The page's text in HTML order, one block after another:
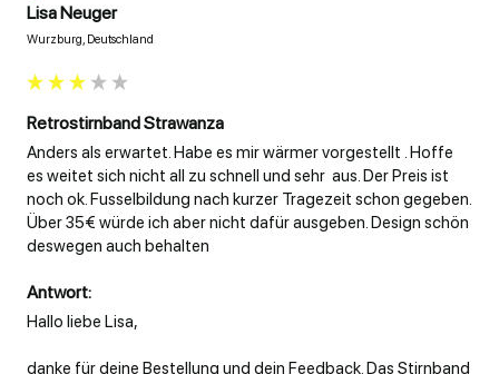
Lisa Neuger
Wurzburg, Deutschland
Retrostirnband Strawanza
Anders als erwartet. Habe es mir wärmer vorgestellt . Hoffe
es weitet sich nicht all zu schnell und sehr  aus. Der Preis ist
noch ok. Fusselbildung nach kurzer Tragezeit schon gegeben.
Über 35€ würde ich aber nicht dafür ausgeben. Design schön
deswegen auch behalten
Antwort:
Hallo liebe Lisa,
danke für deine Bestellung und dein Feedback. Das Stirnband